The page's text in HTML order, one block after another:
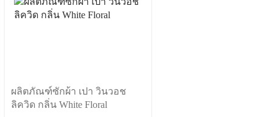
ผลิตภัณฑ์ซักผ้า เปา วินวอช
ลิควิด กลิ่น White Floral